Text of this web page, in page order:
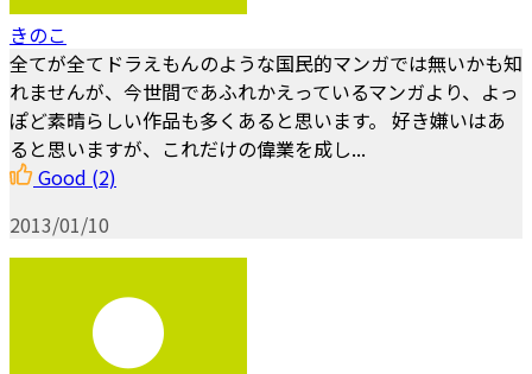
きのこ
全てが全てドラえもんのような国民的マンガでは無いかも知
れませんが、今世間であふれかえっているマンガより、よっ
ぽど素晴らしい作品も多くあると思います。 好き嫌いはあ
ると思いますが、これだけの偉業を成し...
Good (2)
2013/01/10